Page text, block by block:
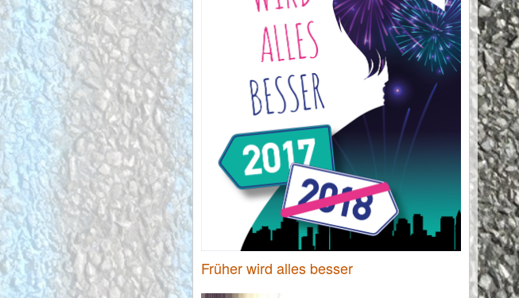
Früher wird alles besser